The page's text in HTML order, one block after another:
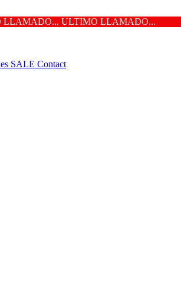
LLAMADO... ULTIMO LLAMADO...
SALE Contact